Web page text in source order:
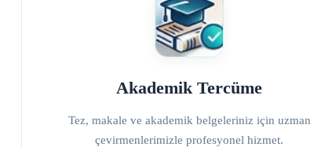
Akademik Tercüme
Tez, makale ve akademik belgeleriniz için uzman
çevirmenlerimizle profesyonel hizmet.